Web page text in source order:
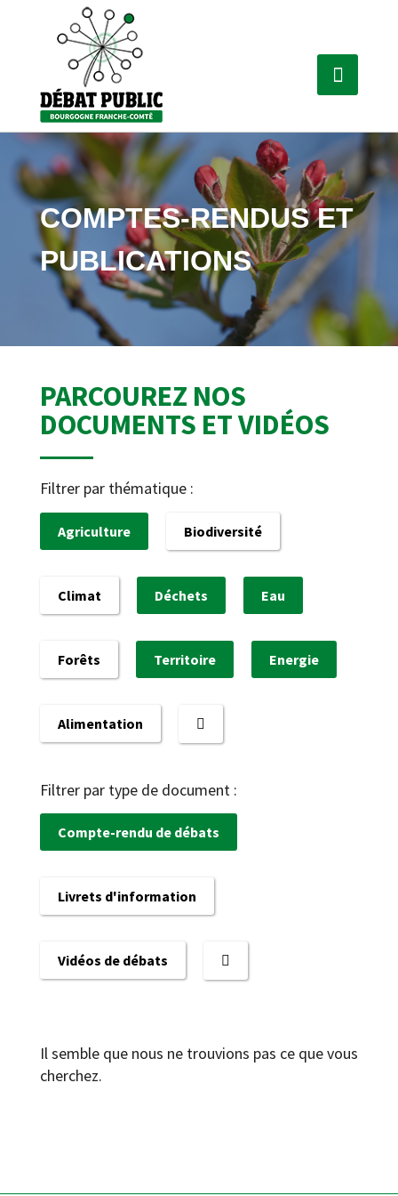
COMPTES-RENDUS ET
PUBLICATIONS
PARCOUREZ NOS
DOCUMENTS ET VIDÉOS
Filtrer par thématique :
Agriculture Biodiversité
Climat Déchets Eau
Forêts Territoire Energie
Alimentation
Filtrer par type de document :
Compte-rendu de débats
Livrets d'information
Vidéos de débats
Il semble que nous ne trouvions pas ce que vous
cherchez.